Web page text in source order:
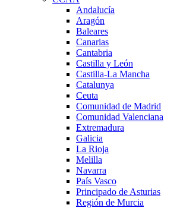
Andalucía
Aragón
Baleares
Canarias
Cantabria
Castilla y León
Castilla-La Mancha
Catalunya
Ceuta
Comunidad de Madrid
Comunidad Valenciana
Extremadura
Galicia
La Rioja
Melilla
Navarra
País Vasco
Principado de Asturias
Región de Murcia